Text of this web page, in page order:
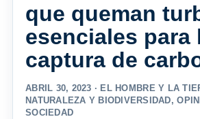
que queman
esenciales para
captura de
ABRIL 30, 2023 · EL HOMBRE Y LA
NATURALEZA Y BIODIVERSIDAD,
SOCIEDAD